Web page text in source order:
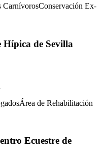
CarnívorosConservación Ex-
Hípica de Sevilla
Área de Rehabilitación
Ecuestre de